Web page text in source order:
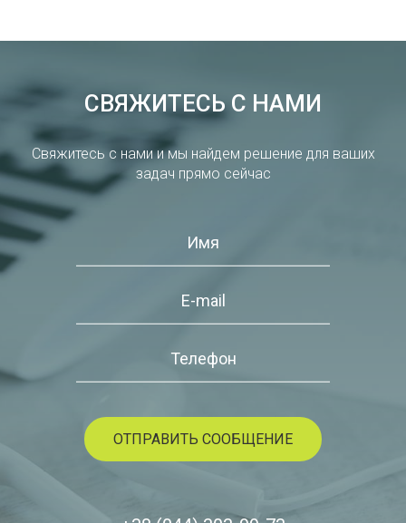
СВЯЖИТЕСЬ С НАМИ
Свяжитесь с нами и мы найдем решение для ваших
задач прямо сейчас
Имя
E-mail
Телефон
ОТПРАВИТЬ СООБЩЕНИЕ